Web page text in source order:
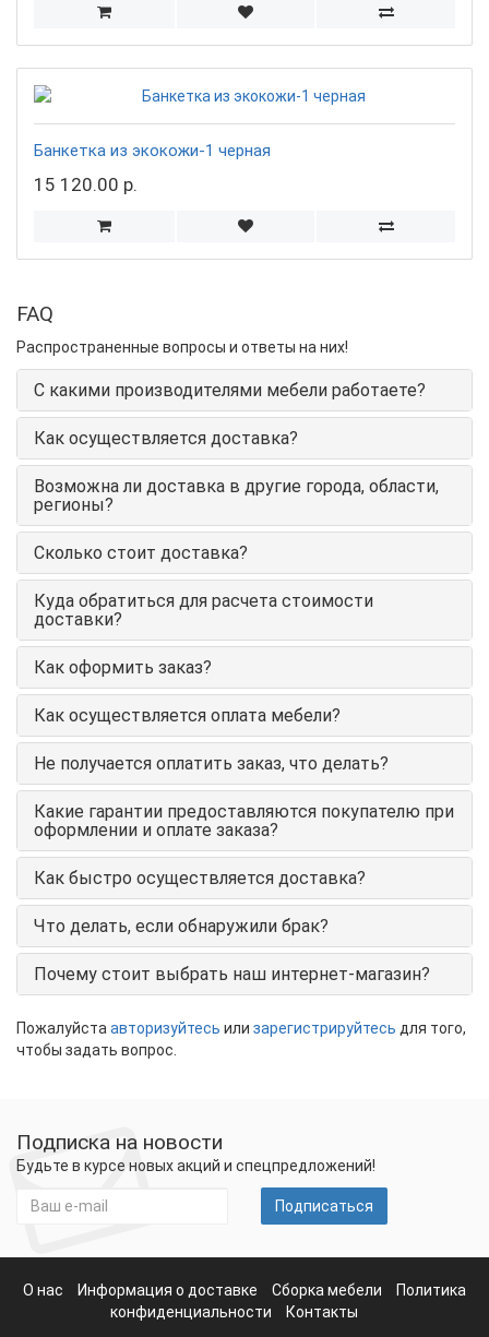
Банкетка из экокожи-1 черная
15 120.00 р.
FAQ
Распространенные вопросы и ответы на них!
С какими производителями мебели работаете?
Как осуществляется доставка?
Возможна ли доставка в другие города, области,
регионы?
Сколько стоит доставка?
Куда обратиться для расчета стоимости
доставки?
Как оформить заказ?
Как осуществляется оплата мебели?
Не получается оплатить заказ, что делать?
Какие гарантии предоставляются покупателю при
оформлении и оплате заказа?
Как быстро осуществляется доставка?
Что делать, если обнаружили брак?
Почему стоит выбрать наш интернет-магазин?
Пожалуйста авторизуйтесь или зарегистрируйтесь для того,
чтобы задать вопрос.
Подписка на новости
Будьте в курсе новых акций и спецпредложений!
Подписаться
О нас Информация о доставке Сборка мебели
Политика
конфиденциальности
Контакты